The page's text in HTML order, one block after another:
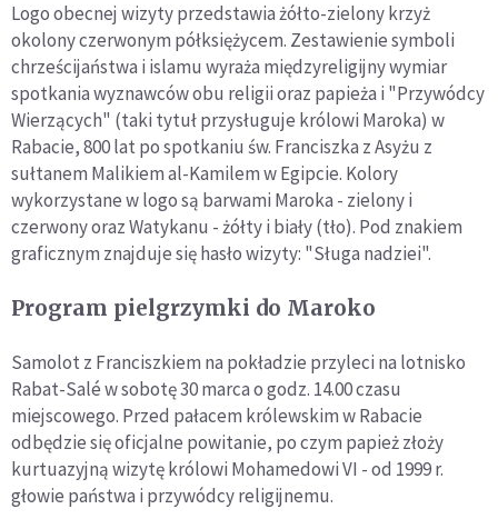
Logo obecnej wizyty przedstawia żółto-zielony krzyż
okolony czerwonym półksiężycem. Zestawienie symboli
chrześcijaństwa i islamu wyraża międzyreligijny wymiar
spotkania wyznawców obu religii oraz papieża i "Przywódcy
Wierzących" (taki tytuł przysługuje królowi Maroka) w
Rabacie, 800 lat po spotkaniu św. Franciszka z Asyżu z
sułtanem Malikiem al-Kamilem w Egipcie. Kolory
wykorzystane w logo są barwami Maroka - zielony i
czerwony oraz Watykanu - żółty i biały (tło). Pod znakiem
graficznym znajduje się hasło wizyty: "Sługa nadziei".
Program pielgrzymki do Maroko
Samolot z Franciszkiem na pokładzie przyleci na lotnisko
Rabat-Salé w sobotę 30 marca o godz. 14.00 czasu
miejscowego. Przed pałacem królewskim w Rabacie
odbędzie się oficjalne powitanie, po czym papież złoży
kurtuazyjną wizytę królowi Mohamedowi VI - od 1999 r.
głowie państwa i przywódcy religijnemu.